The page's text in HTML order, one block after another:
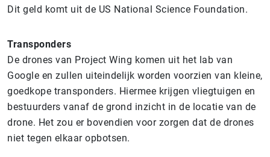
Dit geld komt uit de US National Science Foundation.
Transponders
De drones van Project Wing komen uit het lab van
Google en zullen uiteindelijk worden voorzien van kleine,
goedkope transponders. Hiermee krijgen vliegtuigen en
bestuurders vanaf de grond inzicht in de locatie van de
drone. Het zou er bovendien voor zorgen dat de drones
niet tegen elkaar opbotsen.